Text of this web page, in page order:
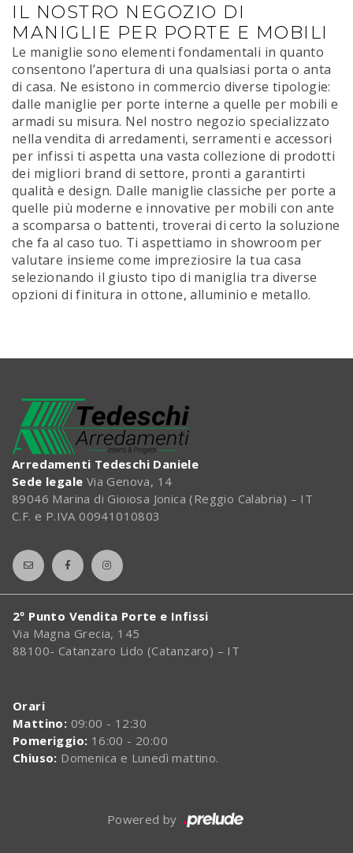
IL NOSTRO NEGOZIO DI
MANIGLIE PER PORTE E MOBILI
Le maniglie sono elementi fondamentali in quanto
consentono l’apertura di una qualsiasi porta o anta
di casa. Ne esistono in commercio diverse tipologie:
dalle maniglie per porte interne a quelle per mobili e
armadi su misura. Nel nostro negozio specializzato
nella vendita di arredamenti, serramenti e accessori
per infissi ti aspetta una vasta collezione di prodotti
dei migliori brand di settore, pronti a garantirti
qualità e design. Dalle maniglie classiche per porte a
quelle più moderne e innovative per mobili con ante
a scomparsa o battenti, troverai di certo la soluzione
che fa al caso tuo. Ti aspettiamo in showroom per
valutare insieme come impreziosire la tua casa
selezionando il giusto tipo di maniglia tra diverse
opzioni di finitura in ottone, alluminio e metallo.
Arredamenti Tedeschi Daniele
Sede legale Via Genova, 14
89046 Marina di Gioiosa Jonica (Reggio Calabria) – IT
C.F. e P.IVA 00941010803
2º Punto Vendita Porte e Infissi
Via Magna Grecia, 145
88100- Catanzaro Lido (Catanzaro) – IT
Orari
Mattino: 09:00 - 12:30
Pomeriggio: 16:00 - 20:00
Chiuso: Domenica e Lunedì mattino.
Powered by